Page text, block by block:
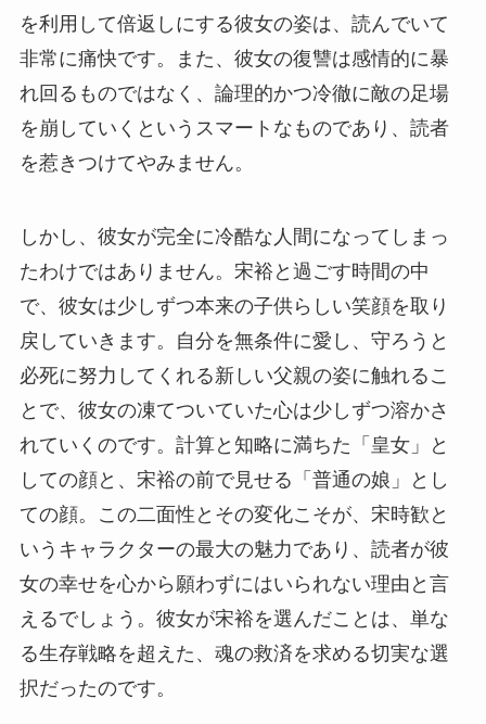
を利用して倍返しにする彼女の姿は、読んでいて
非常に痛快です。また、彼女の復讐は感情的に暴
れ回るものではなく、論理的かつ冷徹に敵の足場
を崩していくというスマートなものであり、読者
を惹きつけてやみません。
しかし、彼女が完全に冷酷な人間になってしまっ
たわけではありません。宋裕と過ごす時間の中
で、彼女は少しずつ本来の子供らしい笑顔を取り
戻していきます。自分を無条件に愛し、守ろうと
必死に努力してくれる新しい父親の姿に触れるこ
とで、彼女の凍てついていた心は少しずつ溶かさ
れていくのです。計算と知略に満ちた「皇女」と
しての顔と、宋裕の前で見せる「普通の娘」とし
ての顔。この二面性とその変化こそが、宋時歓と
いうキャラクターの最大の魅力であり、読者が彼
女の幸せを心から願わずにはいられない理由と言
えるでしょう。彼女が宋裕を選んだことは、単な
る生存戦略を超えた、魂の救済を求める切実な選
択だったのです。